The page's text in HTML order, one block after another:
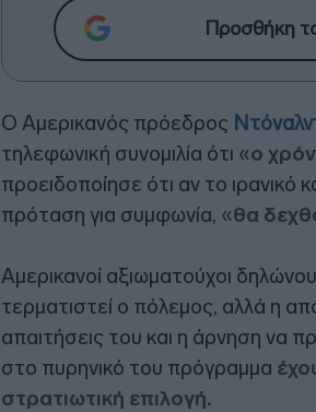
Προσθήκη
Ο Αμερικανός πρόεδρος
τηλεφωνική συνομιλία ότι «ο
προειδοποίησε ότι αν το ιρανικό
πρόταση για συμφωνία, «θα
Αμερικανοί αξιωματούχοι
τερματιστεί ο πόλεμος, αλλά η
απαιτήσεις του και η άρνηση να
στο πυρηνικό του πρόγραμμα
στρατιωτική επιλογή.